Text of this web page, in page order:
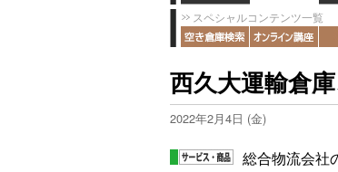
スペシャルコンテンツ一覧
西久大運輸倉
2022年2月4日 (金)
総合物流会社